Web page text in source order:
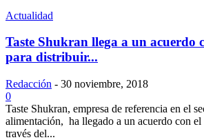
Actualidad
Taste Shukran llega a un acuerdo
para distribuir...
Redacción - 30 noviembre, 2018
0
Taste Shukran, empresa de referencia en el
alimentación, ha llegado a un acuerdo con
través del...